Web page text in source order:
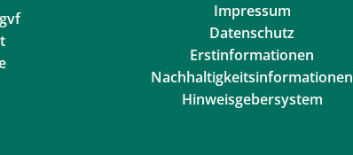
Impressum
Datenschutz
Erstinformationen
Nachhaltigkeitsinformationen
Hinweisgebersystem